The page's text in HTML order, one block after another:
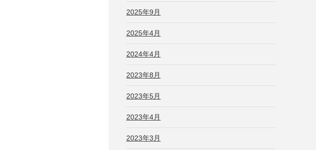
2025年9月
2025年4月
2024年4月
2023年8月
2023年5月
2023年4月
2023年3月